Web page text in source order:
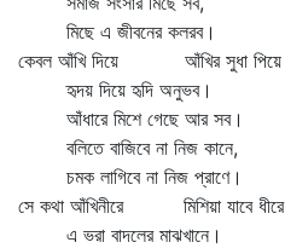
মিছে এ জীবনের কলরব।
কেবল আঁখি দিয়ে আঁখির সুধা পিয়ে
হৃদয় দিয়ে হৃদি অনুভব।
আঁধারে মিশে গেছে আর সব।
বলিতে বাজিবে না নিজ কানে,
চমক লাগিবে না নিজ প্রাণে।
সে কথা আঁখিনীরে মিশিয়া যাবে ধীরে
এ ভরা বাদলের মাঝখানে।